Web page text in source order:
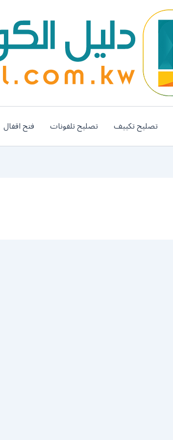
تصليح تكييف تصليح تلفونات فتح اقفال